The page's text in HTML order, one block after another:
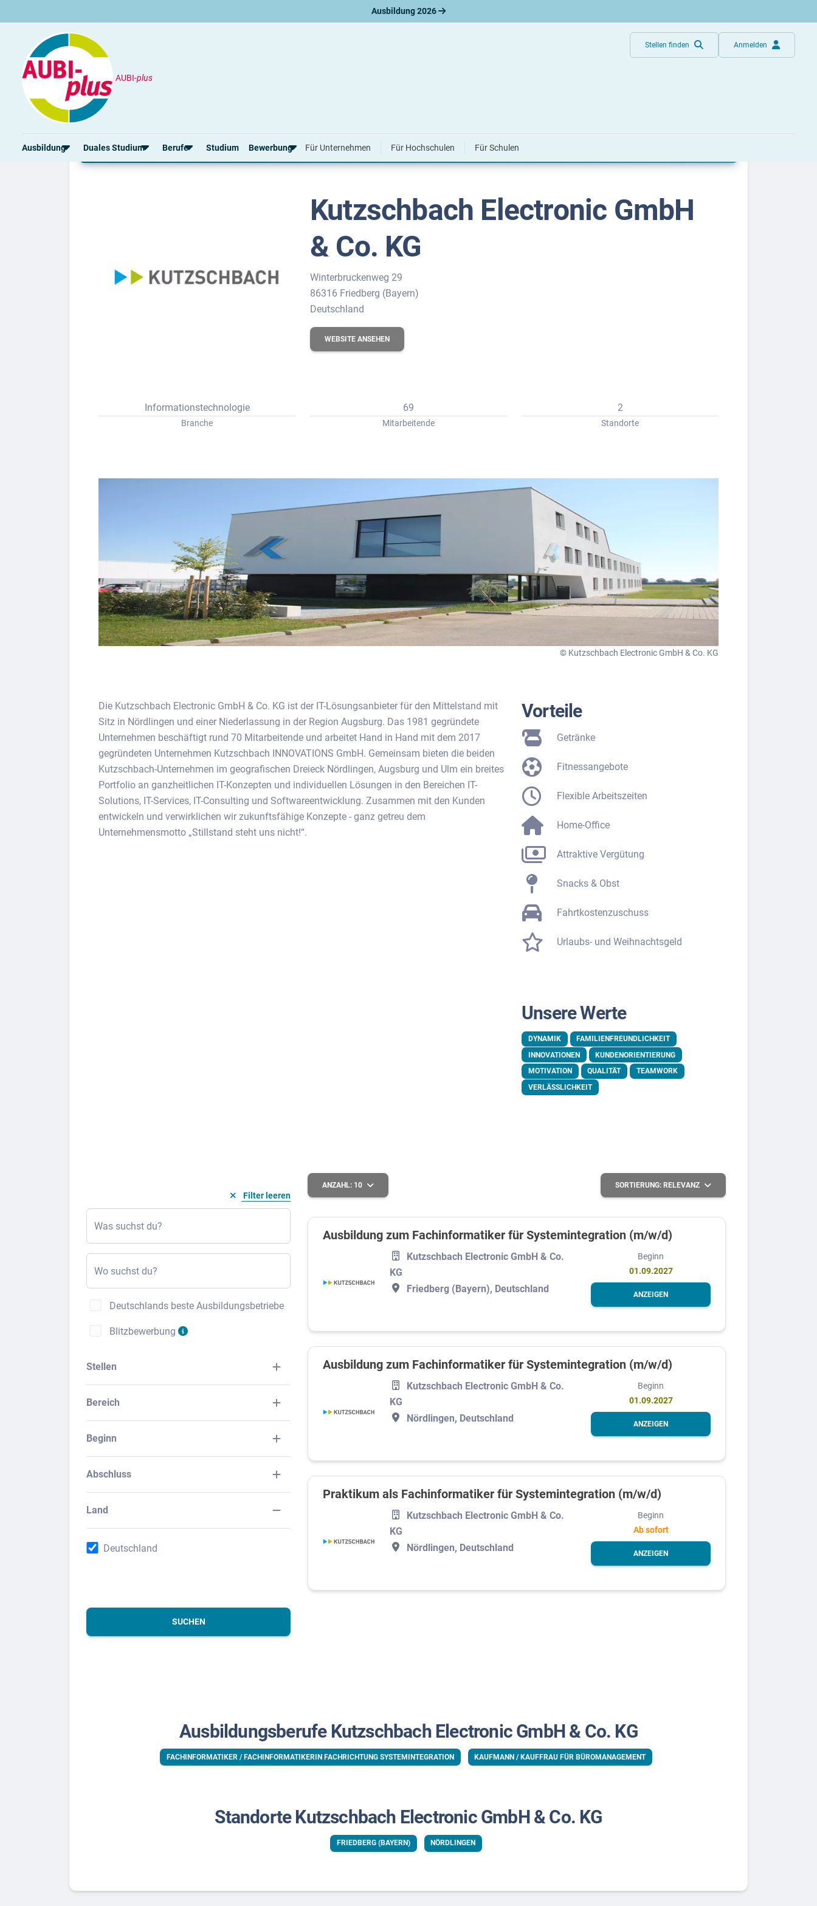
Ausbildung 2026
AUBI-plus
Stellen finden Anmelden
Ausbildung Duales Studium Berufe Studium Bewerbung
Bewerbungsratgeber
Online-Bewerbung
Bewerbungs-Check
Für Unternehmen Für Hochschulen Für Schulen
Unternehmen
Kutzschbach Electronic GmbH
& Co. KG
Winterbruckenweg 29
86316 Friedberg (Bayern)
Deutschland
WEBSITE ANSEHEN
Informationstechnologie
Branche
69
Mitarbeitende
2
Standorte
© Kutzschbach Electronic GmbH & Co. KG
Die Kutzschbach Electronic GmbH & Co. KG ist der IT-Lösungsanbieter für den Mittelstand mit
Sitz in Nördlingen und einer Niederlassung in der Region Augsburg. Das 1981 gegründete
Unternehmen beschäftigt rund 70 Mitarbeitende und arbeitet Hand in Hand mit dem 2017
gegründeten Unternehmen Kutzschbach INNOVATIONS GmbH. Gemeinsam bieten die beiden
Kutzschbach-Unternehmen im geografischen Dreieck Nördlingen, Augsburg und Ulm ein breites
Portfolio an ganzheitlichen IT-Konzepten und individuellen Lösungen in den Bereichen IT-
Solutions, IT-Services, IT-Consulting und Softwareentwicklung. Zusammen mit den Kunden
entwickeln und verwirklichen wir zukunftsfähige Konzepte - ganz getreu dem
Unternehmensmotto „Stillstand steht uns nicht!“.
Vorteile
Getränke
Fitnessangebote
Flexible Arbeitszeiten
Home-Office
Attraktive Vergütung
Snacks & Obst
Fahrtkostenzuschuss
Urlaubs- und Weihnachtsgeld
Unsere Werte
DYNAMIK
FAMILIENFREUNDLICHKEIT
INNOVATIONEN
KUNDENORIENTIERUNG
MOTIVATION
QUALITÄT
TEAMWORK
VERLÄSSLICHKEIT
Filter leeren
Was suchst du?
Wo suchst du?
Deutschlands beste Ausbildungsbetriebe
Blitzbewerbung
Stellen
Bereich
Beginn
Abschluss
Land
Deutschland
SUCHEN
ANZAHL: 10 SORTIERUNG: RELEVANZ
Ausbildung zum Fachinformatiker für Systemintegration (m/w/d)
Kutzschbach Electronic GmbH & Co.
KG
Friedberg (Bayern), Deutschland
Beginn
01.09.2027
ANZEIGEN
Ausbildung zum Fachinformatiker für Systemintegration (m/w/d)
Kutzschbach Electronic GmbH & Co.
KG
Nördlingen, Deutschland
Beginn
01.09.2027
ANZEIGEN
Praktikum als Fachinformatiker für Systemintegration (m/w/d)
Kutzschbach Electronic GmbH & Co.
KG
Nördlingen, Deutschland
Beginn
Ab sofort
ANZEIGEN
Ausbildungsberufe Kutzschbach Electronic GmbH & Co. KG
FACHINFORMATIKER / FACHINFORMATIKERIN FACHRICHTUNG SYSTEMINTEGRATION KAUFMANN / KAUFFRAU FÜR BÜROMANAGEMENT
Standorte Kutzschbach Electronic GmbH & Co. KG
FRIEDBERG (BAYERN) NÖRDLINGEN